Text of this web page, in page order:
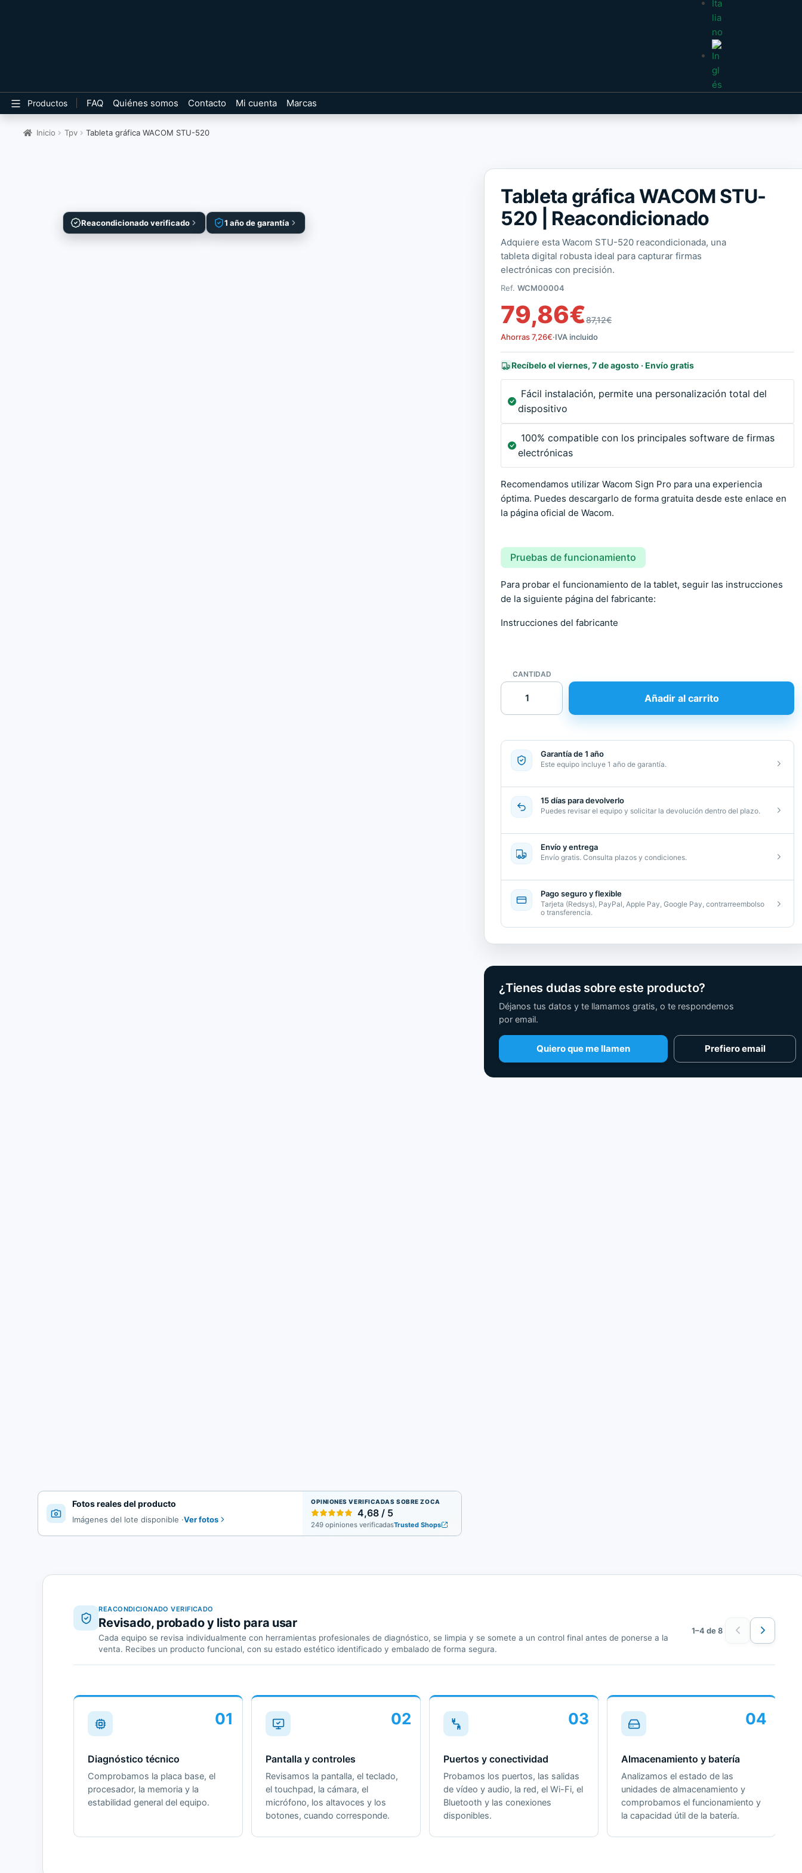
Productos FAQ Quiénes somos Contacto Mi cuenta Marcas
Inicio Tpv Tableta gráfica WACOM STU-520
Reacondicionado verificado 1 año de garantía
Fotos reales del producto
Imágenes del lote disponible ·Ver fotos
OPINIONES VERIFICADAS SOBRE ZOCA
4,68 / 5
249 opiniones verificadasTrusted Shops
Tableta gráfica WACOM STU-
520 | Reacondicionado
Adquiere esta Wacom STU-520 reacondicionada, una
tableta digital robusta ideal para capturar firmas
electrónicas con precisión.
Ref.WCM00004
79,86€87,12€
Ahorras7,26€·IVA incluido
Recíbelo el viernes, 7 de agosto · Envío gratis
Fácil instalación, permite una personalización total del
dispositivo
100% compatible con los principales software de firmas
electrónicas
Recomendamos utilizar Wacom Sign Pro para una experiencia
óptima. Puedes descargarlo de forma gratuita desdeeste enlace en
la página oficial de Wacom.
Pruebas de funcionamiento
Para probar el funcionamiento de la tablet, seguir las instrucciones
de la siguiente página del fabricante:
Instrucciones del fabricante
CANTIDAD
Tableta
WACOM
|
Reacondicionado
Añadir al carrito
Garantía de 1 año
Este equipo incluye 1 año de garantía.
15 días para devolverlo
Puedes revisar el equipo y solicitar la devolución dentro del plazo.
Envío y entrega
Envío gratis. Consulta plazos y condiciones.
Pago seguro y flexible
Tarjeta (Redsys), PayPal, Apple Pay, Google Pay, contrarreembolso
o transferencia.
¿Tienes dudas sobre este producto?
Déjanos tus datos y te llamamos gratis, o te respondemos
por email.
Quiero que me llamen Prefiero email
REACONDICIONADO VERIFICADO
Revisado, probado y listo para usar
Cada equipo se revisa individualmente con herramientas profesionales de diagnóstico, se limpia y se somete a un control final antes de ponerse a la
venta. Recibes un producto funcional, con su estado estético identificado y embalado de forma segura.
1–4 de 8
01
Diagnóstico técnico
Comprobamos la placa base, el
procesador, la memoria y la
estabilidad general del equipo.
02
Pantalla y controles
Revisamos la pantalla, el teclado,
el touchpad, la cámara, el
micrófono, los altavoces y los
botones, cuando corresponde.
03
Puertos y conectividad
Probamos los puertos, las salidas
de vídeo y audio, la red, el Wi-Fi, el
Bluetooth y las conexiones
disponibles.
04
Almacenamiento y batería
Analizamos el estado de las
unidades de almacenamiento y
comprobamos el funcionamiento y
la capacidad útil de la batería.